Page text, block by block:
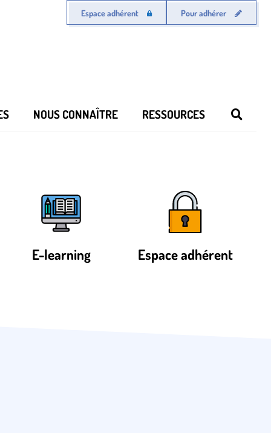
Espace adhérent Pour adhérer
NOUS CONNAÎTRE RESSOURCES
E-learning Espace adhérent